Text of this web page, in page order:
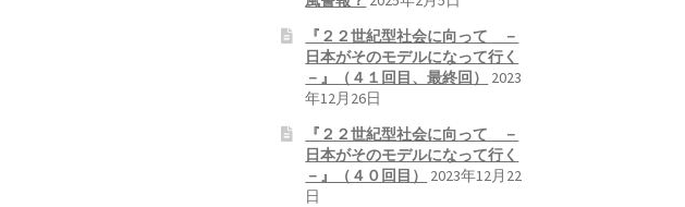
『２２世紀型社会に向って －
日本がそのモデルになって行く
－』（４１回目、最終回）
2023
年12月26日
『２２世紀型社会に向って －
日本がそのモデルになって行く
－』（４０回目）
2023年12月22
日